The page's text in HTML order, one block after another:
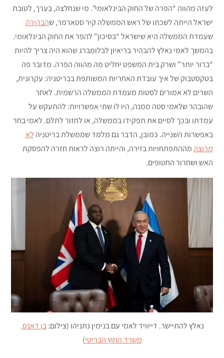
לעזה מהווה “הפרה של החוק הבינלאומי”. מי שנחלצה, בערך, לטובת
ישראל הייתה לשכתו של ראש הממשלה קיר סטארמר, שהבהירה
שעמדת הממשלה היא שישראל “בסיכון” להפר את החוק הבינלאומי.
בהמשך לאמי נאלץ להבהיר בריאיון לבלומברג שהוא היה צריך להיות
“ברור יותר” ושרק בית המשפט יחליט מה מהווה הפרה. מדובר פה
בטקסטבוק של איך עובדת האחריות המשותפת בבריטניה: עקרונית,
השרים לא אמורים לסטות מעמדת הממשלה הרשמית. לאחר
שהובהר שלאמי סטה ממנה, היו לו שתי אפשרויות: להתעקש על
עמדתו ובכך לסיים את תפקידו בממשלה, או לחזור לתלם. לאמי בחר
באפשרות השנייה. כמובן, הדבר גם מלמד שממשלת בריטניה לא
מרוצה מההתפתחויות בזירה, והייתה רוצה לראות חזרה להפסקת
האש ושחרור החטופים.
נאלץ להתיישר. דייוויד לאמי עם בנימין נתניהו (צילום:בן דאנס,
משרד החוץ הבריטי)